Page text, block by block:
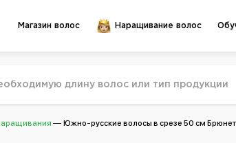
Магазин волос Наращивание волос
Южно-русские волосы в срезе 50 см Брюнет